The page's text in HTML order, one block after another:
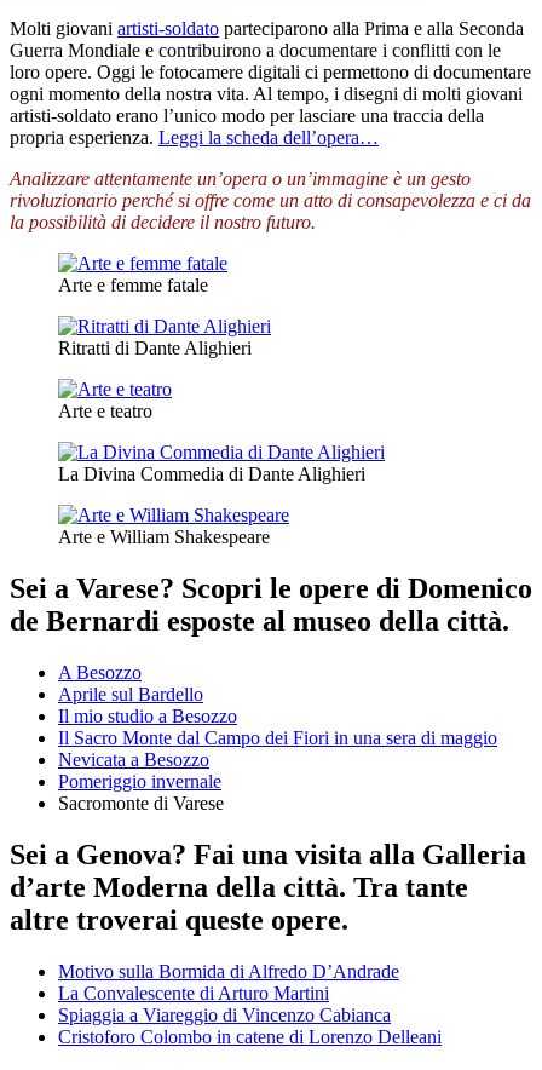
Molti giovani artisti-soldato parteciparono alla Prima e alla Seconda
Guerra Mondiale e contribuirono a documentare i conflitti con le
loro opere. Oggi le fotocamere digitali ci permettono di documentare
ogni momento della nostra vita. Al tempo, i disegni di molti giovani
artisti-soldato erano l’unico modo per lasciare una traccia della
propria esperienza. Leggi la scheda dell’opera…
Analizzare attentamente un’opera o un’immagine è un gesto
rivoluzionario perché si offre come un atto di consapevolezza e ci da
la possibilità di decidere il nostro futuro.
Arte e femme fatale
Ritratti di Dante Alighieri
Arte e teatro
La Divina Commedia di Dante Alighieri
Arte e William Shakespeare
Sei a Varese? Scopri le opere di Domenico
de Bernardi esposte al museo della città.
A Besozzo
Aprile sul Bardello
Il mio studio a Besozzo
Il Sacro Monte dal Campo dei Fiori in una sera di maggio
Nevicata a Besozzo
Pomeriggio invernale
Sacromonte di Varese
Sei a Genova? Fai una visita alla Galleria
d’arte Moderna della città. Tra tante
altre troverai queste opere.
Motivo sulla Bormida di Alfredo D’Andrade
La Convalescente di Arturo Martini
Spiaggia a Viareggio di Vincenzo Cabianca
Cristoforo Colombo in catene di Lorenzo Delleani